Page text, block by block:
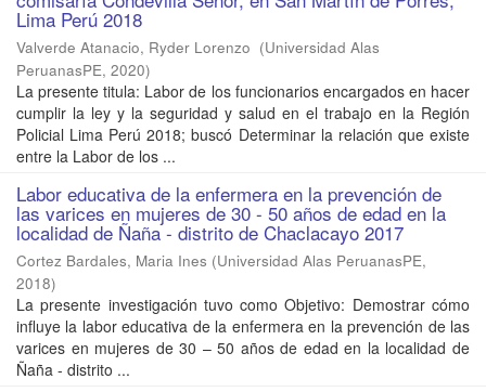
Lima Perú 2018
Valverde Atanacio, Ryder Lorenzo (Universidad Alas
PeruanasPE, 2020)
La presente titula: Labor de los funcionarios encargados en hacer
cumplir la ley y la seguridad y salud en el trabajo en la Región
Policial Lima Perú 2018; buscó Determinar la relación que existe
entre la Labor de los ...
Labor educativa de la enfermera en la prevención de
las varices en mujeres de 30 - 50 años de edad en la
localidad de Ñaña - distrito de Chaclacayo 2017
Cortez Bardales, Maria Ines (Universidad Alas PeruanasPE,
2018)
La presente investigación tuvo como Objetivo: Demostrar cómo
influye la labor educativa de la enfermera en la prevención de las
varices en mujeres de 30 – 50 años de edad en la localidad de
Ñaña - distrito ...